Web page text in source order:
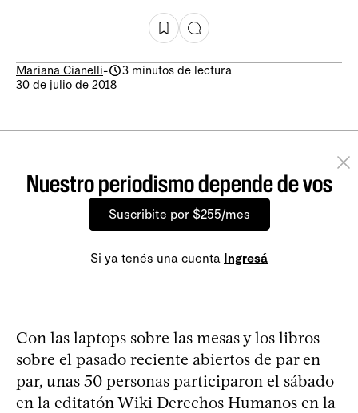
Mariana Cianelli-
3 minutos de lectura
30 de julio de 2018
Nuestro periodismo depende de vos
Suscribite por $255/mes
Si ya tenés una cuenta Ingresá
Con las laptops sobre las mesas y los libros
sobre el pasado reciente abiertos de par en
par, unas 50 personas participaron el sábado
en la editatón Wiki Derechos Humanos en la